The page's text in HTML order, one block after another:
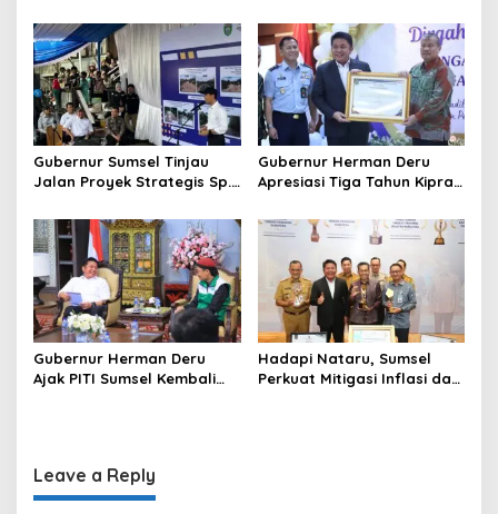
n
Kekuatan Ekonomi Baru
dan Penguatan Peran
Perempuan
Gubernur Sumsel Tinjau
Jalan Proyek Strategis Sp.
Desa Keman OKI
Gubernur Herman Deru
Apresiasi Tiga Tahun Kiprah
Pilar Keadilan Tata Usaha
Negara
Gubernur Herman Deru
Ajak PITI Sumsel Kembali
Hadapi Nataru, Sumsel
Perkuat Mitigasi Inflasi dan
Leave a Reply